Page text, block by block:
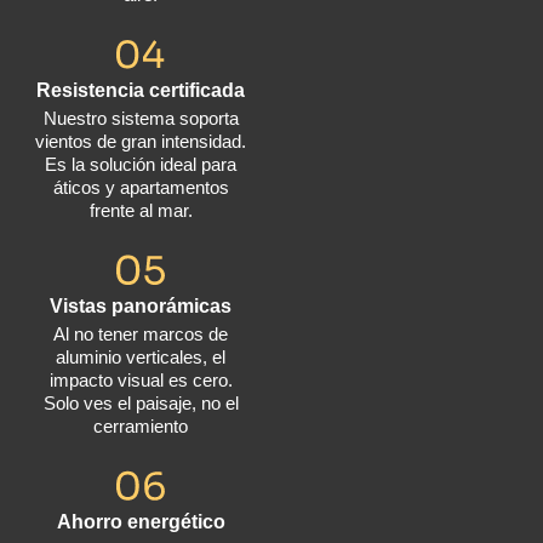
Resistencia certificada
Nuestro sistema soporta
vientos de gran intensidad.
Es la solución ideal para
áticos y apartamentos
frente al mar.
Vistas panorámicas
Al no tener marcos de
aluminio verticales, el
impacto visual es cero.
Solo ves el paisaje, no el
cerramiento
Ahorro energético